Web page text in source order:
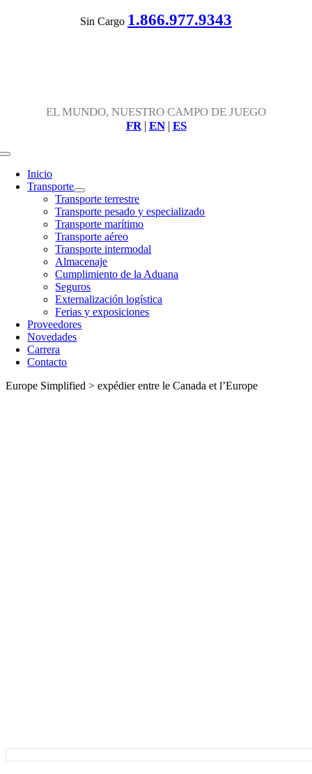
Sin Cargo 1.866.977.9343
EL MUNDO, NUESTRO CAMPO DE JUEGO
FR| EN| ES
Toggle
Navigation
Inicio
Transporte
Transporte terrestre
Transporte pesado y especializado
Transporte marítimo
Transporte aéreo
Transporte intermodal
Almacenaje
Cumplimiento de la Aduana
Seguros
Externalización logística
Ferias y exposiciones
Proveedores
Novedades
Carrera
Contacto
Europe Simplified > expédier entre le Canada et l’Europe